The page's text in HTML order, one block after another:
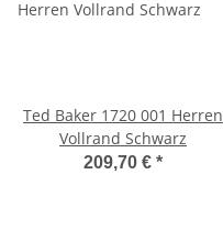
Ted Baker 1720 001 Herren
Vollrand Schwarz
209,70 € *